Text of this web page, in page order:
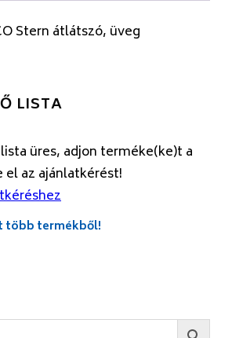
Stern átlátszó, üveg
LISTA
üres, adjon terméke(ke)t a
el az ajánlatkérést!
több termékből!